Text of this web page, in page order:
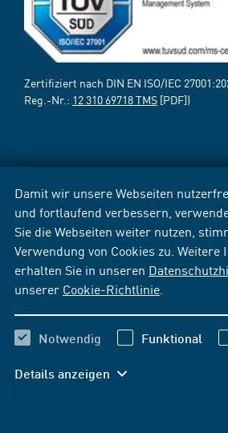
Damit wir unsere Webseiten
und fortlaufend verbessern,
Sie die Webseiten weiter nutzen,
Verwendung von Cookies zu. Weitere
erhalten Sie in unseren
unserer Cookie-Richtlinie
Notwendig Funktional
Details anzeigen
Zertifiziert nach DIN EN ISO/IEC
Reg.-Nr.: 12 310 69718 TMS [PDF])